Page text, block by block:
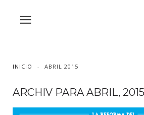
INICIO ABRIL 2015
ARCHIV PARA ABRIL, 2015